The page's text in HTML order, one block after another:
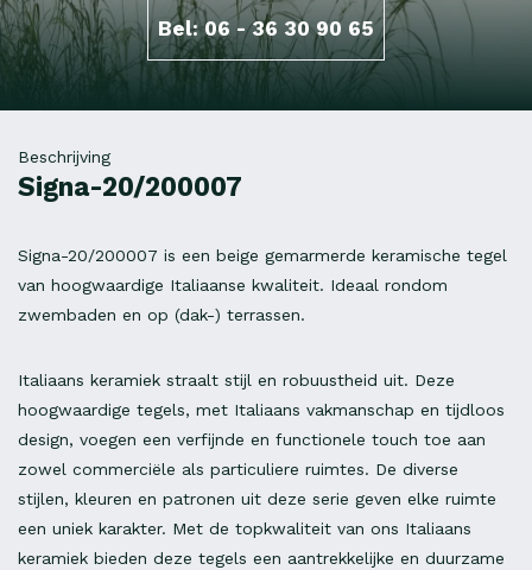
Bel: 06 - 36 30 90 65
Beschrijving
Signa-20/200007
Signa-20/200007 is een beige gemarmerde keramische tegel
van hoogwaardige Italiaanse kwaliteit. Ideaal rondom
zwembaden en op (dak-) terrassen.
Italiaans keramiek straalt stijl en robuustheid uit. Deze
hoogwaardige tegels, met Italiaans vakmanschap en tijdloos
design, voegen een verfijnde en functionele touch toe aan
zowel commerciële als particuliere ruimtes. De diverse
stijlen, kleuren en patronen uit deze serie geven elke ruimte
een uniek karakter. Met de topkwaliteit van ons Italiaans
keramiek bieden deze tegels een aantrekkelijke en duurzame